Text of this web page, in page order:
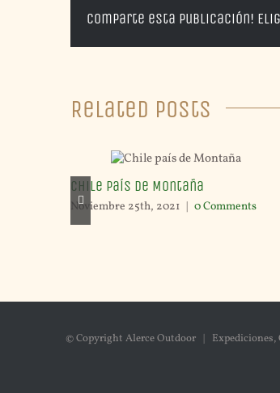
Comparte esta publicación!
Related Posts
Chile país de Montaña
Noviembre 25th, 2021 | 0 Comments
© Copyright Alerce Outdoor | Expediciones,